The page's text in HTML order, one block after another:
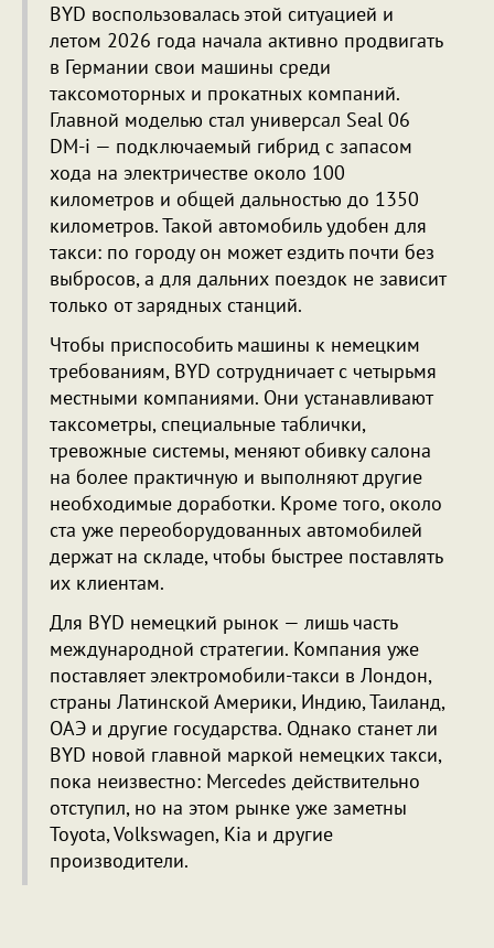
BYD воспользовалась этой ситуацией и
летом 2026 года начала активно продвигать
в Германии свои машины среди
таксомоторных и прокатных компаний.
Главной моделью стал универсал Seal 06
DM-i — подключаемый гибрид с запасом
хода на электричестве около 100
километров и общей дальностью до 1350
километров. Такой автомобиль удобен для
такси: по городу он может ездить почти без
выбросов, а для дальних поездок не зависит
только от зарядных станций.
Чтобы приспособить машины к немецким
требованиям, BYD сотрудничает с четырьмя
местными компаниями. Они устанавливают
таксометры, специальные таблички,
тревожные системы, меняют обивку салона
на более практичную и выполняют другие
необходимые доработки. Кроме того, около
ста уже переоборудованных автомобилей
держат на складе, чтобы быстрее поставлять
их клиентам.
Для BYD немецкий рынок — лишь часть
международной стратегии. Компания уже
поставляет электромобили-такси в Лондон,
страны Латинской Америки, Индию, Таиланд,
ОАЭ и другие государства. Однако станет ли
BYD новой главной маркой немецких такси,
пока неизвестно: Mercedes действительно
отступил, но на этом рынке уже заметны
Toyota, Volkswagen, Kia и другие
производители.